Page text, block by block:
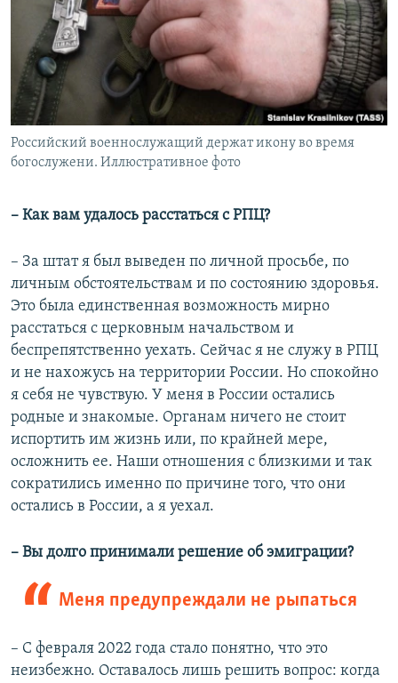
Российский военнослужащий держат икону во время
богослужени. Иллюстративное фото
– Как вам удалось расстаться с РПЦ?
– За штат я был выведен по личной просьбе, по
личным обстоятельствам и по состоянию здоровья.
Это была единственная возможность мирно
расстаться с церковным начальством и
беспрепятственно уехать. Сейчас я не служу в РПЦ
и не нахожусь на территории России. Но спокойно
я себя не чувствую. У меня в России остались
родные и знакомые. Органам ничего не стоит
испортить им жизнь или, по крайней мере,
осложнить ее. Наши отношения с близкими и так
сократились именно по причине того, что они
остались в России, а я уехал.
– Вы долго принимали решение об эмиграции?
Меня предупреждали не рыпаться
– С февраля 2022 года стало понятно, что это
неизбежно. Оставалось лишь решить вопрос: когда